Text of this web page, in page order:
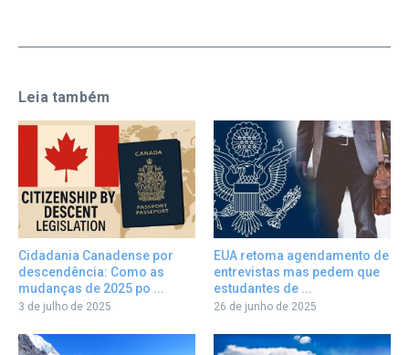
Leia também
Cidadania Canadense por
descendência: Como as
mudanças de 2025 po ...
3 de julho de 2025
EUA retoma agendamento de
entrevistas mas pedem que
estudantes de ...
26 de junho de 2025